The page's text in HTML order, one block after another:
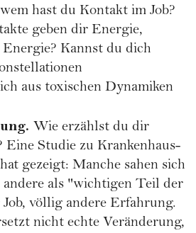
hast du Kontakt im Job?
geben dir Energie,
Kannst du dich
aus toxischen Dynamiken
Wie erzählst du dir
Eine Studie zu Krankenhaus-
gezeigt: Manche sahen sich
als "wichtigen Teil der
völlig andere Erfahrung.
nicht echte Veränderung,